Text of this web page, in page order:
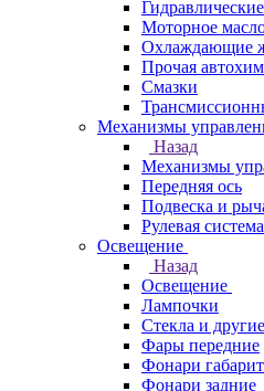
Моторное
Охлаждающие
Прочая
Смазки
Механизмы
Назад
Механизмы
Передняя ось
Подвеска и
Рулевая система
Освещение
Назад
Освещение
Лампочки
Стекла и
Фары передние
Фонари
Фонари задние